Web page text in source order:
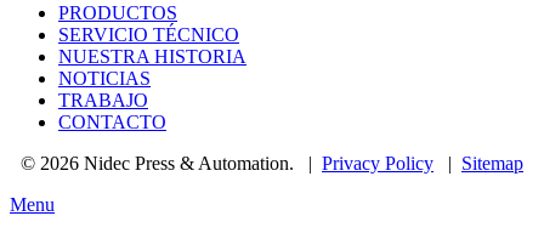
PRODUCTOS
SERVICIO TÉCNICO
NUESTRA HISTORIA
NOTICIAS
TRABAJO
CONTACTO
© 2026 Nidec Press & Automation. | Privacy Policy | Sitemap
Menu